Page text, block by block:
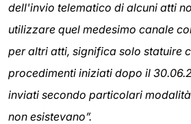
dell'invio telematico di alcuni atti
utilizzare quel medesimo canale
per altri atti, significa solo statuire
procedimenti iniziati dopo il
inviati secondo particolari
non esistevano”.